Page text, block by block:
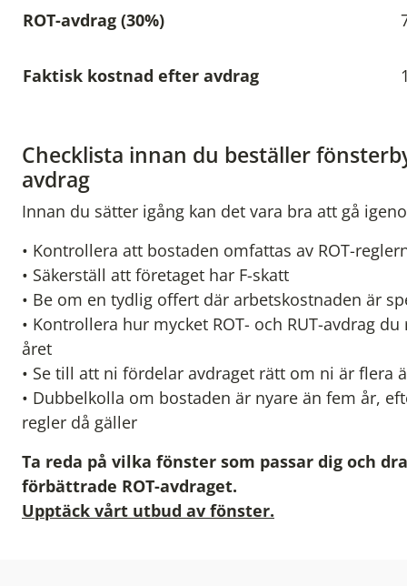
ROT-avdrag (30%)
Faktisk kostnad efter avdrag
Checklista innan du beställer
avdrag
Innan du sätter igång kan det vara bra att gå
• Kontrollera att bostaden omfattas av ROT-
• Säkerställ att företaget har F-skatt
• Be om en tydlig offert där arbetskostnaden är
• Kontrollera hur mycket ROT- och RUT-avdrag
året
• Se till att ni fördelar avdraget rätt om ni är flera
• Dubbelkolla om bostaden är nyare än fem år,
regler då gäller
Ta reda på vilka fönster som passar dig och
förbättrade ROT-avdraget.
Upptäck vårt utbud av fönster.